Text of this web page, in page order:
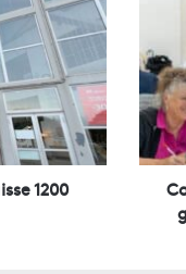
1200
d
i
d
a
t
à